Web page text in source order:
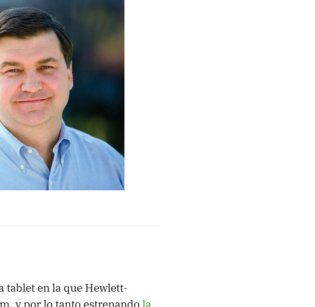
tablet en la que Hewlett-
y por lo tanto estrenando la